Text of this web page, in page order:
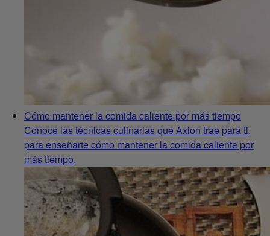
Cómo mantener la comida caliente por más tiempo
Conoce las técnicas culinarias que Axion trae para ti,
para enseñarte cómo mantener la comida caliente por
más tiempo.